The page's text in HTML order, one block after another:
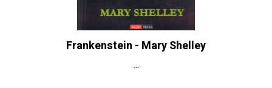
Frankenstein - Mary Shelley
...